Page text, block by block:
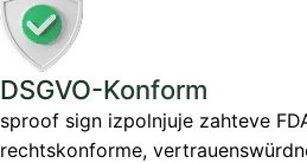
DSGVO-Konform
sproof sign izpolnjuje zahteve
rechtskonforme,